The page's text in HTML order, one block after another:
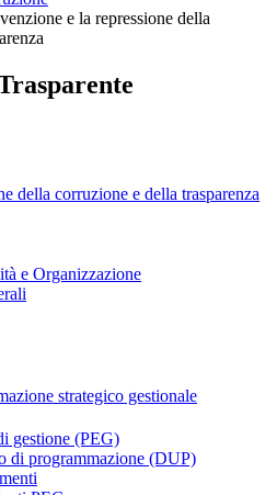
e la repressione della
della corruzione e della trasparenza
e Organizzazione
strategico gestionale
gestione (PEG)
di programmazione (DUP)